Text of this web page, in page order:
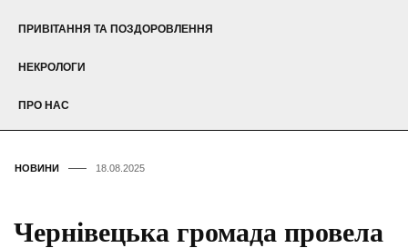
ПРИВІТАННЯ ТА ПОЗДОРОВЛЕННЯ
НЕКРОЛОГИ
ПРО НАС
НОВИНИ 18.08.2025
Чернівецька громада провела